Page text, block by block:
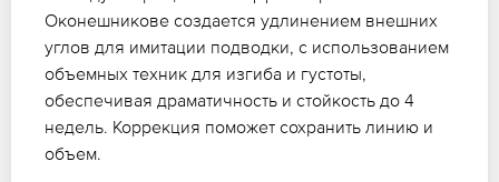
Оконешникове создается удлинением внешних
углов для имитации подводки, с использованием
объемных техник для изгиба и густоты,
обеспечивая драматичность и стойкость до 4
недель. Коррекция поможет сохранить линию и
объем.